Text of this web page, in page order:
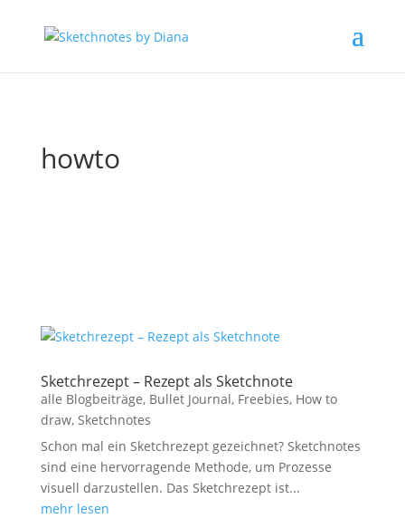
howto
Sketchrezept – Rezept als Sketchnote
alle Blogbeiträge, Bullet Journal, Freebies, How to
draw, Sketchnotes
Schon mal ein Sketchrezept gezeichnet? Sketchnotes
sind eine hervorragende Methode, um Prozesse
visuell darzustellen. Das Sketchrezept ist...
mehr lesen